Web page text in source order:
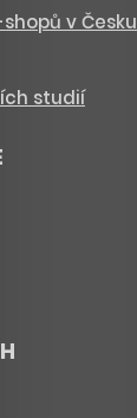
v Česku
studií